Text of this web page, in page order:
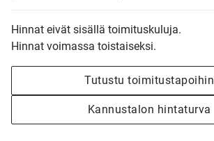
Hinnat eivät sisällä toimituskuluja.
Hinnat voimassa toistaiseksi.
Tutustu toimitustapoihin
Kannustalon hintaturva